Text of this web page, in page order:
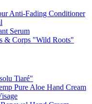
Anti-Fading Conditioner
Serum
& Corps "Wild Roots"
Tiaré"
Pure Aloe Hand Cream